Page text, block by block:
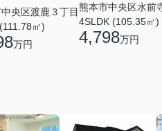
央区渡鹿３丁目
㎡)
万円
熊本市中央区水前
4SLDK (105.35㎡)
4,798万円